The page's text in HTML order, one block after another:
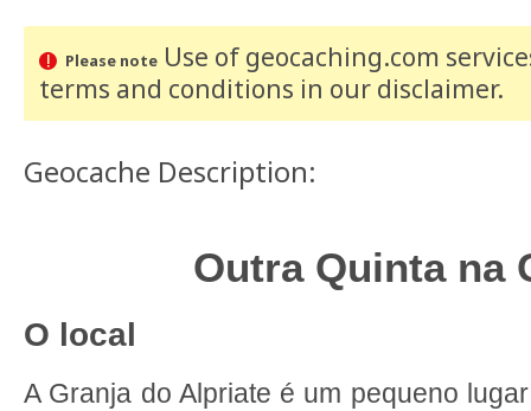
Please noteUse of geocaching.com
terms and conditions in our disclaimer.
Geocache Description:
Outra Quinta na
O local
A Granja do Alpriate é um pequeno